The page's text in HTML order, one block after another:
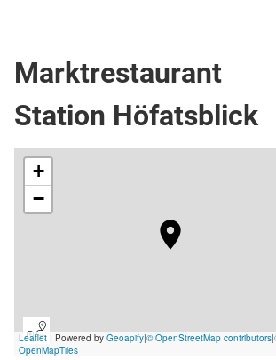
Marktrestaurant
Station Höfatsblick